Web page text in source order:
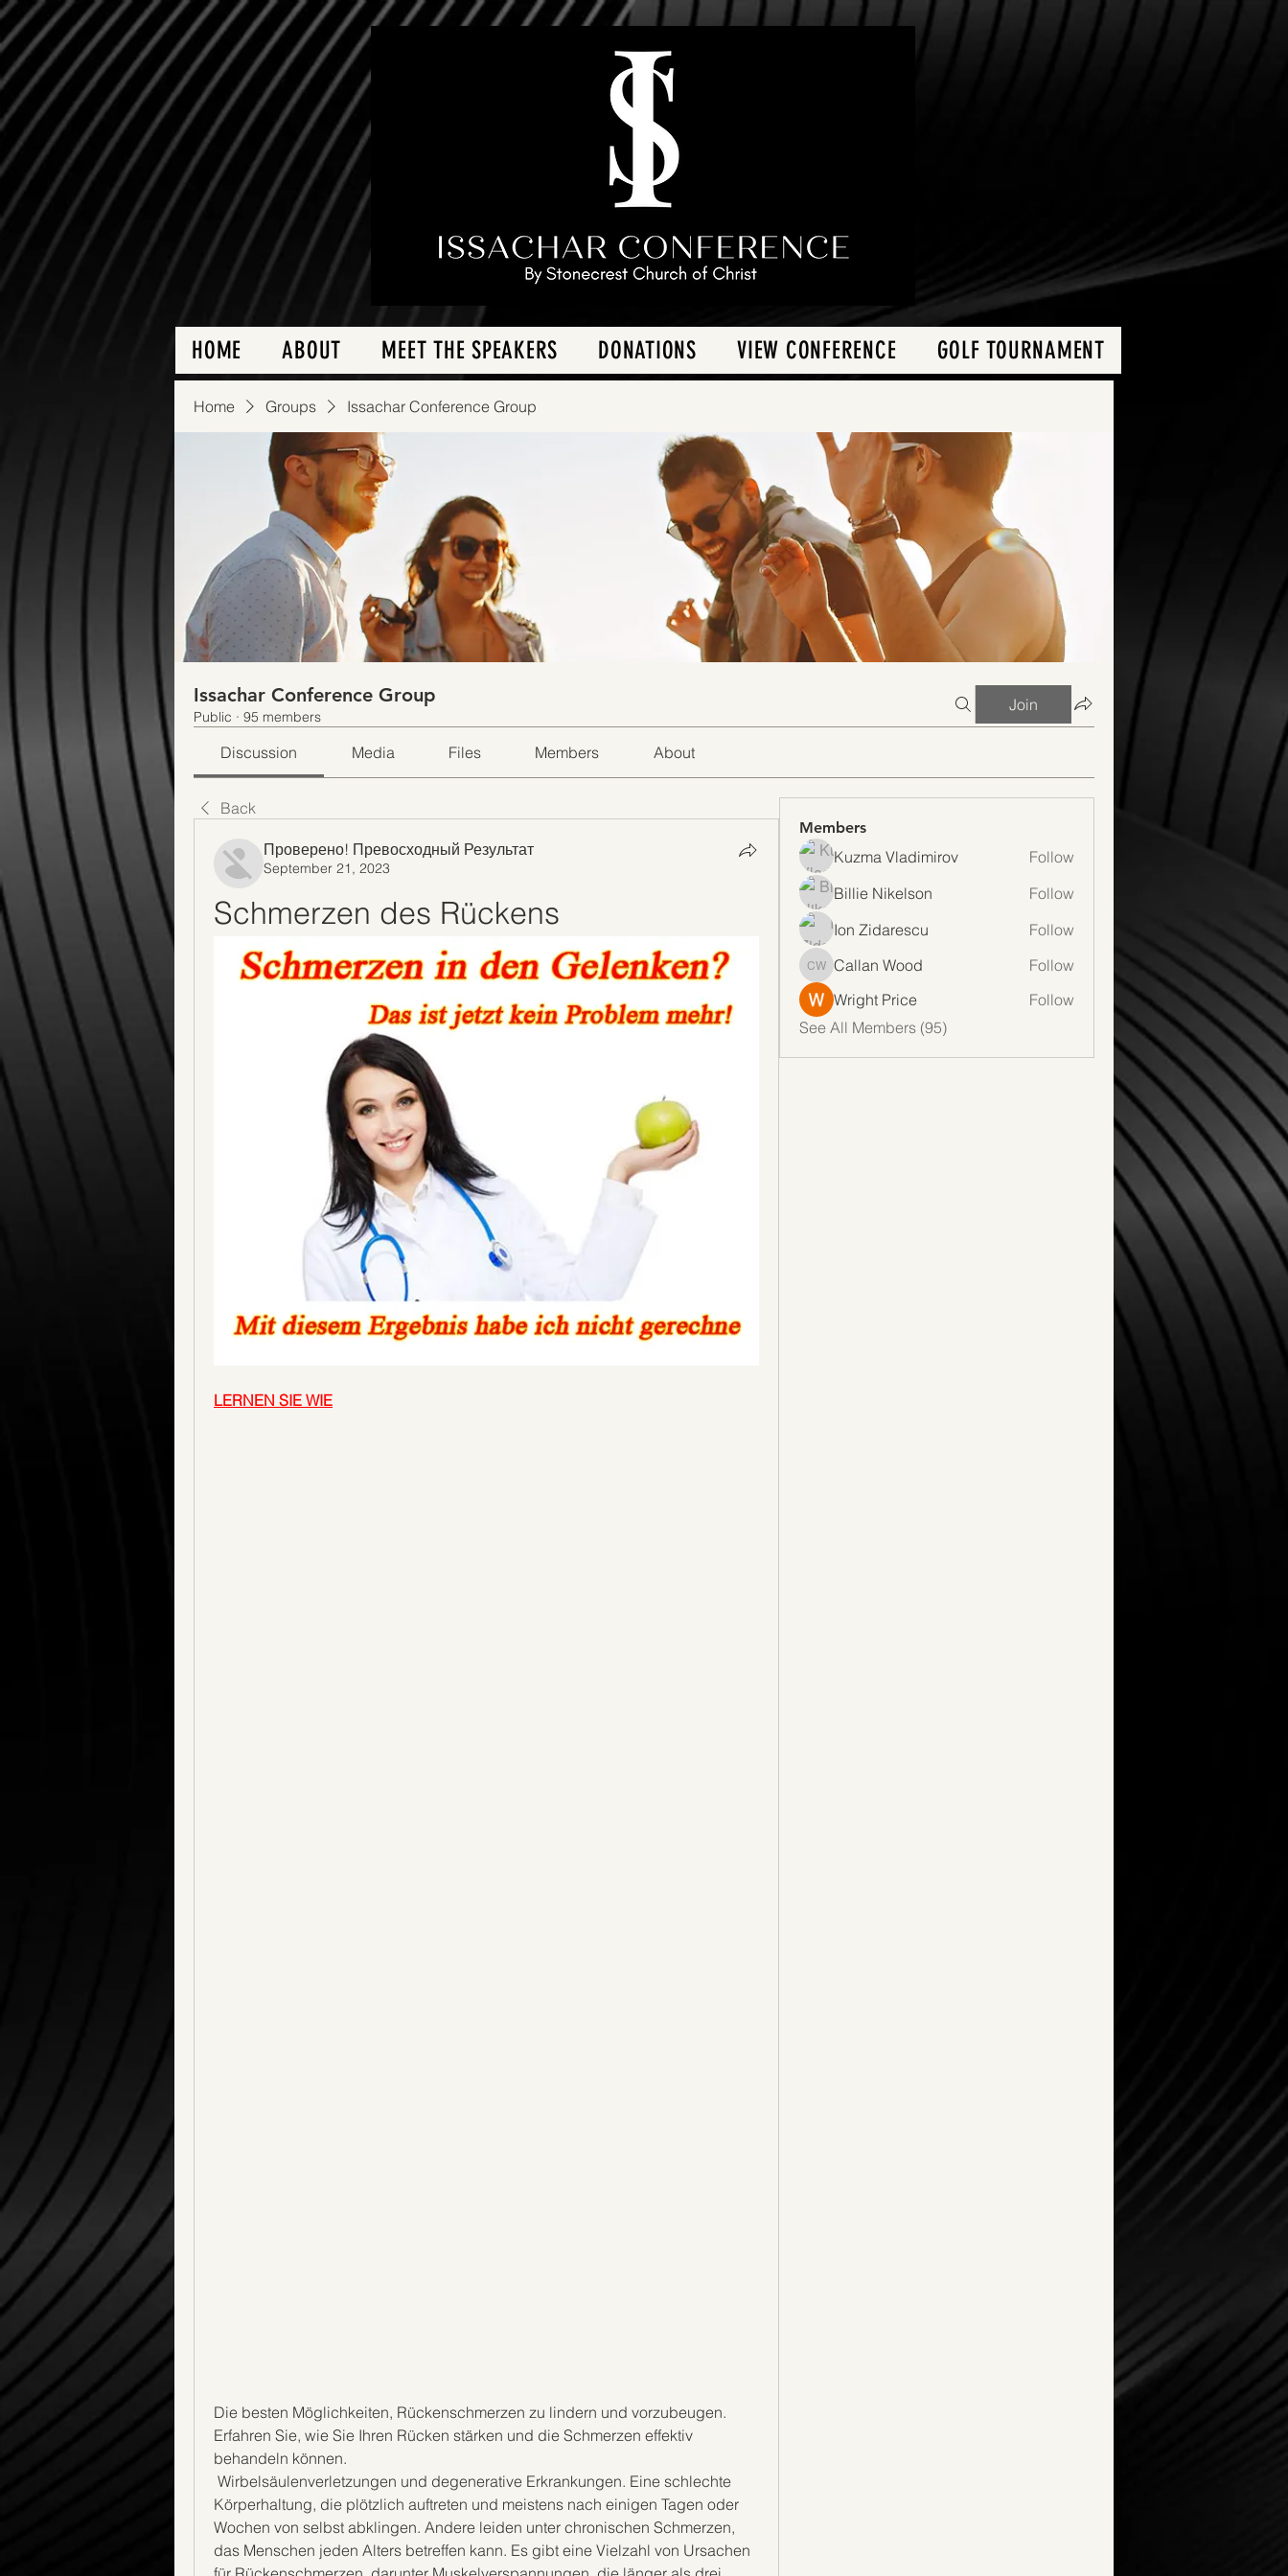
HOME ABOUT MEET THE SPEAKERS DONATIONS VIEW CONFERENCE GOLF TOURNAMENT
Home Groups Issachar Conference Group
Issachar Conference Group
Public · 95 members
Join
Discussion Media Files Members About
Back
Проверено! Превосходный Результат
September 21, 2023
Schmerzen des Rückens
LERNEN SIE WIE
Die besten Möglichkeiten, Rückenschmerzen zu lindern und vorzubeugen.
Erfahren Sie, wie Sie Ihren Rücken stärken und die Schmerzen effektiv
behandeln können.
Körperhaltung, die plötzlich auftreten und meistens nach einigen Tagen oder
Wochen von selbst abklingen. Andere leiden unter chronischen Schmerzen,
das Menschen jeden Alters betreffen kann. Es gibt eine Vielzahl von Ursachen
Members
Kuzma Vladimirov
Follow
Billie Nikelson
Follow
Ion Zidarescu
Follow
Callan Wood
Callan Wood
Follow
Wright Price
Follow
See All Members (95)